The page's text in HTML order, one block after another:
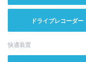
ドライブレコーダー
快適装置